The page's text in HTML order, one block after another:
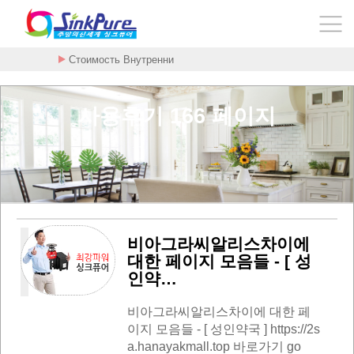
Стоимость Внутренни
사용후기 166 페이지
비아그라씨알리스차이에
대한 페이지 모음들 - [ 성
인약…
비아그라씨알리스차이에 대한 페
이지 모음들 - [ 성인약국 ] https://2s
a.hanayakmall.top 바로가기 go